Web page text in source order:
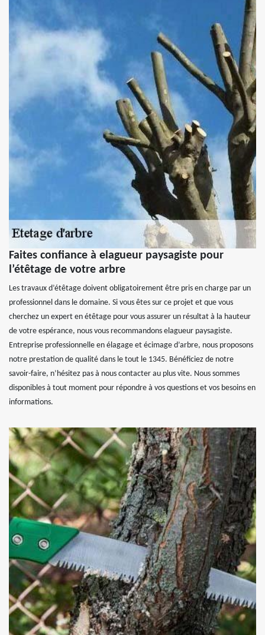
Faites confiance à elagueur paysagiste pour
l’étêtage de votre arbre
Les travaux d’étêtage doivent obligatoirement être pris en charge par un
professionnel dans le domaine. Si vous êtes sur ce projet et que vous
cherchez un expert en étêtage pour vous assurer un résultat à la hauteur
de votre espérance, nous vous recommandons elagueur paysagiste.
Entreprise professionnelle en élagage et écimage d’arbre, nous proposons
notre prestation de qualité dans le tout le 1345. Bénéficiez de notre
savoir-faire, n’hésitez pas à nous contacter au plus vite. Nous sommes
disponibles à tout moment pour répondre à vos questions et vos besoins en
informations.